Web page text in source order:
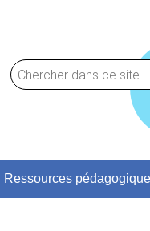
Ressources